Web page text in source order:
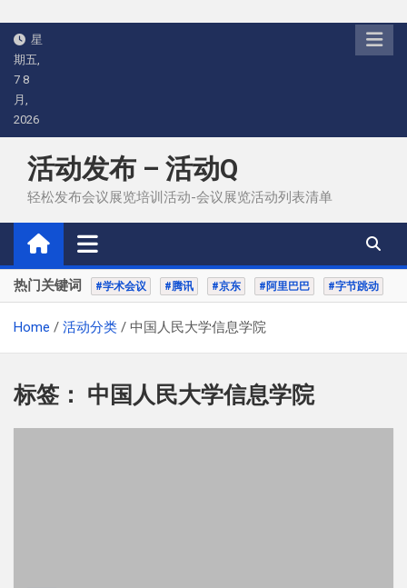
Skip
content
星
期五,
7 8
月,
2026
活动发布 – 活动Q
轻松发布会议展览培训活动-会议展览活动列表清单
热门关键词 #学术会议 #腾讯 #京东 #阿里巴巴 #字节跳动
Home 活动分类 中国人民大学信息学院
标签： 中国人民大学信息学院